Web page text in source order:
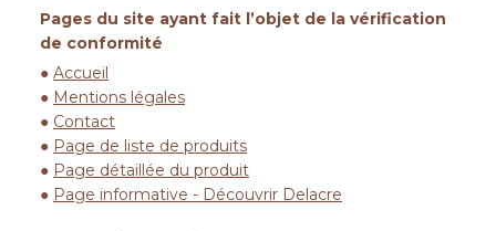
Pages du site ayant fait l’objet de la vérification
de conformité
● Accueil
● Mentions légales
● Contact
● Page de liste de produits
● Page détaillée du produit
● Page informative - Découvrir Delacre